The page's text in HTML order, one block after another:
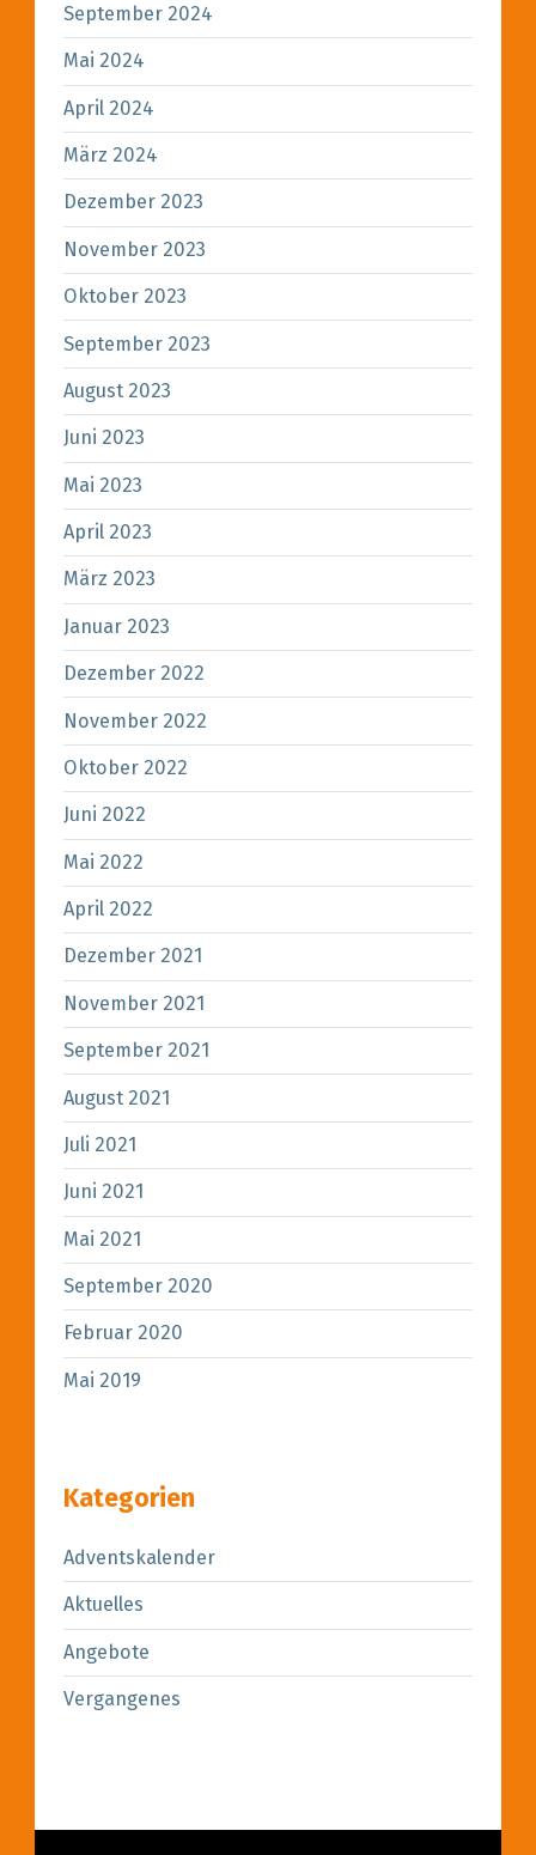
September 2024
Mai 2024
April 2024
März 2024
Dezember 2023
November 2023
Oktober 2023
September 2023
August 2023
Juni 2023
Mai 2023
April 2023
März 2023
Januar 2023
Dezember 2022
November 2022
Oktober 2022
Juni 2022
Mai 2022
April 2022
Dezember 2021
November 2021
September 2021
August 2021
Juli 2021
Juni 2021
Mai 2021
September 2020
Februar 2020
Mai 2019
Kategorien
Adventskalender
Aktuelles
Angebote
Vergangenes